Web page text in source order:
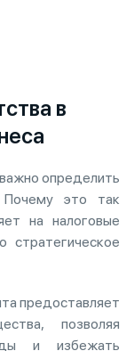
в
определить
Почему это так
на налоговые
стратегическое
предоставляет
позволяя
и избежать